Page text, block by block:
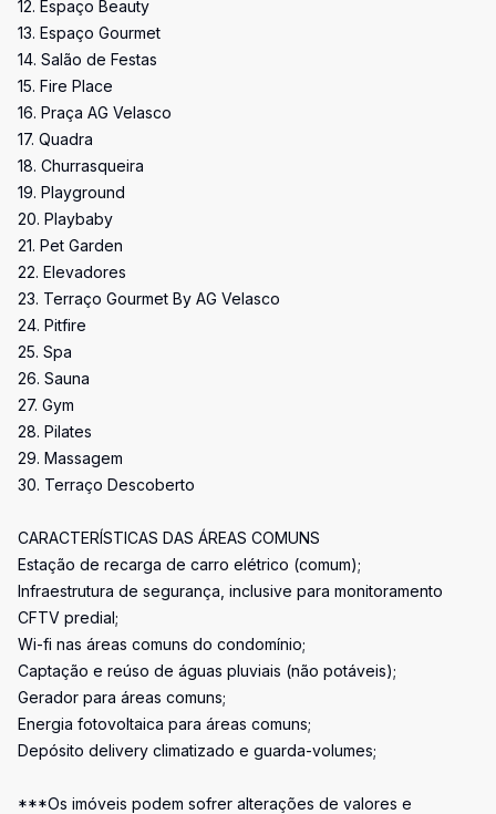
12. Espaço Beauty
13. Espaço Gourmet
14. Salão de Festas
15. Fire Place
16. Praça AG Velasco
17. Quadra
18. Churrasqueira
19. Playground
20. Playbaby
21. Pet Garden
22. Elevadores
23. Terraço Gourmet By AG Velasco
24. Pitfire
25. Spa
26. Sauna
27. Gym
28. Pilates
29. Massagem
30. Terraço Descoberto
CARACTERÍSTICAS DAS ÁREAS COMUNS
Estação de recarga de carro elétrico (comum);
Infraestrutura de segurança, inclusive para monitoramento
CFTV predial;
Wi-fi nas áreas comuns do condomínio;
Captação e reúso de águas pluviais (não potáveis);
Gerador para áreas comuns;
Energia fotovoltaica para áreas comuns;
Depósito delivery climatizado e guarda-volumes;
***Os imóveis podem sofrer alterações de valores e